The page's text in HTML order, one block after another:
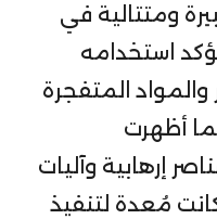
ومتتالية في
استخدامه
المتفجرة
أظهرت
إرهابية وآليات
مُعدة لتنفيذ